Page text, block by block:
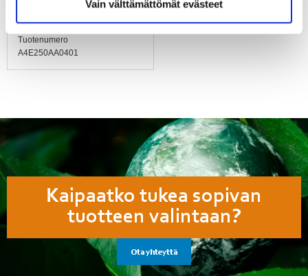
Vain välttämättömät evästeet
Tuotenumero
A4E250AA0401
Kaipaatko tukea sopivan
tuotteen valintaan?
Ota yhteyttä